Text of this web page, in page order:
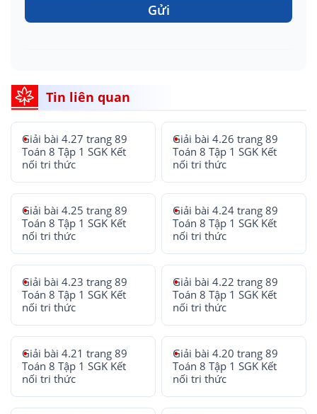
Gửi
Tin liên quan
Giải bài 4.27 trang 89
Toán 8 Tập 1 SGK Kết
nối tri thức
Giải bài 4.26 trang 89
Toán 8 Tập 1 SGK Kết
nối tri thức
Giải bài 4.25 trang 89
Toán 8 Tập 1 SGK Kết
nối tri thức
Giải bài 4.24 trang 89
Toán 8 Tập 1 SGK Kết
nối tri thức
Giải bài 4.23 trang 89
Toán 8 Tập 1 SGK Kết
nối tri thức
Giải bài 4.22 trang 89
Toán 8 Tập 1 SGK Kết
nối tri thức
Giải bài 4.21 trang 89
Toán 8 Tập 1 SGK Kết
nối tri thức
Giải bài 4.20 trang 89
Toán 8 Tập 1 SGK Kết
nối tri thức